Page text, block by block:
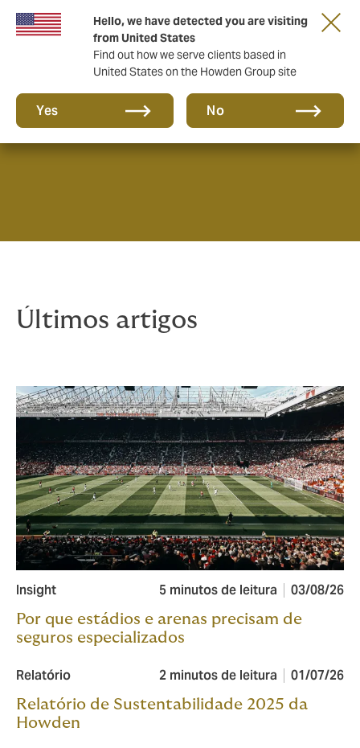
Hello, we have detected you are visiting
from United States
Find out how we serve clients based in
United States on the Howden Group site
Yes No
Notícias e Insights
Últimos artigos
Insight 5 minutos de leitura 03/08/26
Por que estádios e arenas precisam de
seguros especializados
Relatório 2 minutos de leitura 01/07/26
Relatório de Sustentabilidade 2025 da
Howden